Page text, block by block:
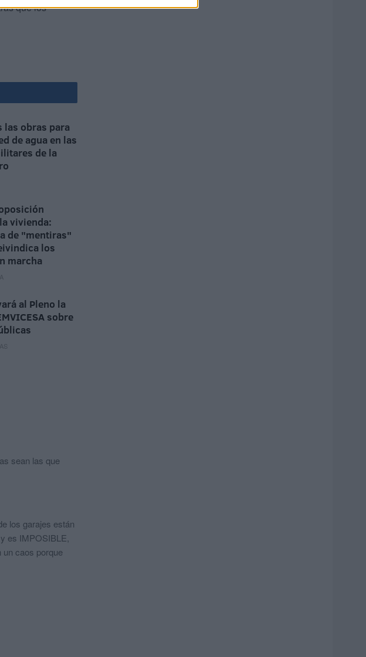
que los
las obras para
de agua en las
de la
vivienda:
de "mentiras"
los
marcha
al Pleno la
sobre
sean las que
los garajes están
es IMPOSIBLE,
un caos porque